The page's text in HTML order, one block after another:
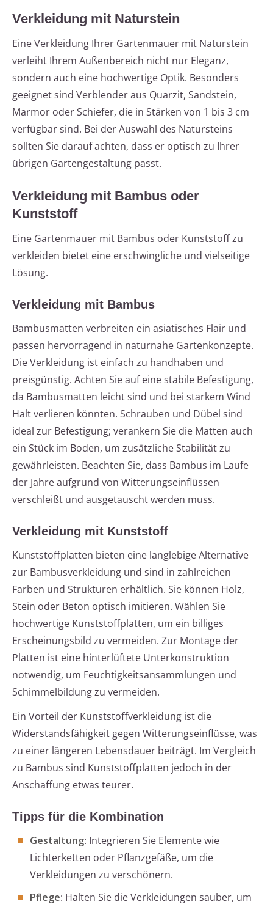
Verkleidung mit Naturstein
Eine Verkleidung Ihrer Gartenmauer mit Naturstein
verleiht Ihrem Außenbereich nicht nur Eleganz,
sondern auch eine hochwertige Optik. Besonders
geeignet sind Verblender aus Quarzit, Sandstein,
Marmor oder Schiefer, die in Stärken von 1 bis 3 cm
verfügbar sind. Bei der Auswahl des Natursteins
sollten Sie darauf achten, dass er optisch zu Ihrer
übrigen Gartengestaltung passt.
Verkleidung mit Bambus oder
Kunststoff
Eine Gartenmauer mit Bambus oder Kunststoff zu
verkleiden bietet eine erschwingliche und vielseitige
Lösung.
Verkleidung mit Bambus
Bambusmatten verbreiten ein asiatisches Flair und
passen hervorragend in naturnahe Gartenkonzepte.
Die Verkleidung ist einfach zu handhaben und
preisgünstig. Achten Sie auf eine stabile Befestigung,
da Bambusmatten leicht sind und bei starkem Wind
Halt verlieren könnten. Schrauben und Dübel sind
ideal zur Befestigung; verankern Sie die Matten auch
ein Stück im Boden, um zusätzliche Stabilität zu
gewährleisten. Beachten Sie, dass Bambus im Laufe
der Jahre aufgrund von Witterungseinflüssen
verschleißt und ausgetauscht werden muss.
Verkleidung mit Kunststoff
Kunststoffplatten bieten eine langlebige Alternative
zur Bambusverkleidung und sind in zahlreichen
Farben und Strukturen erhältlich. Sie können Holz,
Stein oder Beton optisch imitieren. Wählen Sie
hochwertige Kunststoffplatten, um ein billiges
Erscheinungsbild zu vermeiden. Zur Montage der
Platten ist eine hinterlüftete Unterkonstruktion
notwendig, um Feuchtigkeitsansammlungen und
Schimmelbildung zu vermeiden.
Ein Vorteil der Kunststoffverkleidung ist die
Widerstandsfähigkeit gegen Witterungseinflüsse, was
zu einer längeren Lebensdauer beiträgt. Im Vergleich
zu Bambus sind Kunststoffplatten jedoch in der
Anschaffung etwas teurer.
Tipps für die Kombination
Gestaltung: Integrieren Sie Elemente wie
Lichterketten oder Pflanzgefäße, um die
Verkleidungen zu verschönern.
Pflege: Halten Sie die Verkleidungen sauber, um